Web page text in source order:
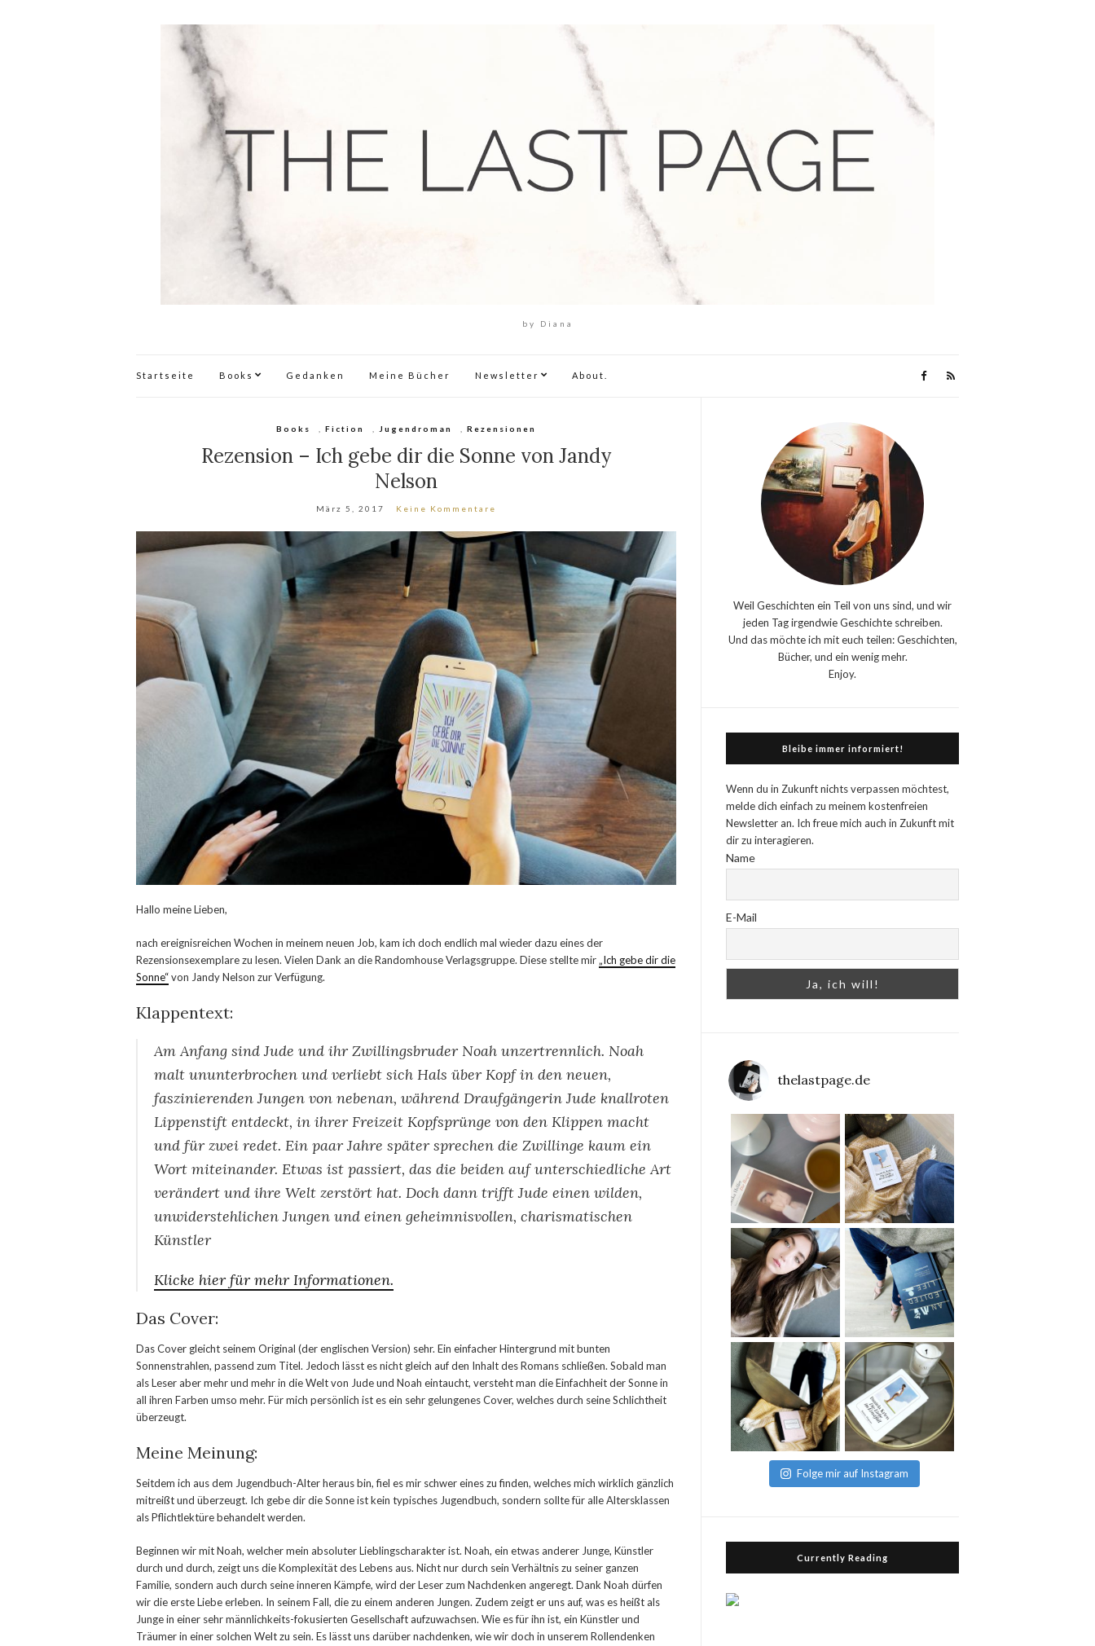
by Diana
Startseite Books Gedanken Meine Bücher Newsletter About.
Books ,Fiction Jugendroman ,Rezensionen
Rezension – Ich gebe dir die Sonne von Jandy
Nelson
März 5, 2017 Keine Kommentare
Hallo meine Lieben,
nach ereignisreichen Wochen in meinem neuen Job, kam ich doch endlich mal wieder dazu eines der
Rezensionsexemplare zu lesen. Vielen Dank an die Randomhouse Verlagsgruppe. Diese stellte mir „Ich gebe dir die
Sonne“von Jandy Nelson zur Verfügung.
Klappentext:
Am Anfang sind Jude und ihr Zwillingsbruder Noah unzertrennlich. Noah
malt ununterbrochen und verliebt sich Hals über Kopf in den neuen,
faszinierenden Jungen von nebenan, während Draufgängerin Jude knallroten
Lippenstift entdeckt, in ihrer Freizeit Kopfsprünge von den Klippen macht
und für zwei redet. Ein paar Jahre später sprechen die Zwillinge kaum ein
Wort miteinander. Etwas ist passiert, das die beiden auf unterschiedliche Art
verändert und ihre Welt zerstört hat. Doch dann trifft Jude einen wilden,
unwiderstehlichen Jungen und einen geheimnisvollen, charismatischen
Künstler
Klicke hier für mehr Informationen.
Das Cover:
Das Cover gleicht seinem Original (der englischen Version) sehr. Ein einfacher Hintergrund mit bunten
Sonnenstrahlen, passend zum Titel. Jedoch lässt es nicht gleich auf den Inhalt des Romans schließen. Sobald man
als Leser aber mehr und mehr in die Welt von Jude und Noah eintaucht, versteht man die Einfachheit der Sonne in
all ihren Farben umso mehr. Für mich persönlich ist es ein sehr gelungenes Cover, welches durch seine Schlichtheit
überzeugt.
Meine Meinung:
Seitdem ich aus dem Jugendbuch-Alter heraus bin, fiel es mir schwer eines zu finden, welches mich wirklich gänzlich
mitreißt und überzeugt. Ich gebe dir die Sonne ist kein typisches Jugendbuch, sondern sollte für alle Altersklassen
als Pflichtlektüre behandelt werden.
Beginnen wir mit Noah, welcher mein absoluter Lieblingscharakter ist. Noah, ein etwas anderer Junge, Künstler
durch und durch, zeigt uns die Komplexität des Lebens aus. Nicht nur durch sein Verhältnis zu seiner ganzen
Familie, sondern auch durch seine inneren Kämpfe, wird der Leser zum Nachdenken angeregt. Dank Noah dürfen
wir die erste Liebe erleben. In seinem Fall, die zu einem anderen Jungen. Zudem zeigt er uns auf, was es heißt als
Junge in einer sehr männlichkeits-fokusierten Gesellschaft aufzuwachsen. Wie es für ihn ist, ein Künstler und
Träumer in einer solchen Welt zu sein. Es lässt uns darüber nachdenken, wie wir doch in unserem Rollendenken
Weil Geschichten ein Teil von uns sind, und wir
jeden Tag irgendwie Geschichte schreiben.
Und das möchte ich mit euch teilen: Geschichten,
Bücher, und ein wenig mehr.
Enjoy.
Bleibe immer informiert!
Wenn du in Zukunft nichts verpassen möchtest,
melde dich einfach zu meinem kostenfreien
Newsletter an. Ich freue mich auch in Zukunft mit
dir zu interagieren.
Name
E-Mail
thelastpage.de
Folge mir auf Instagram
Currently Reading